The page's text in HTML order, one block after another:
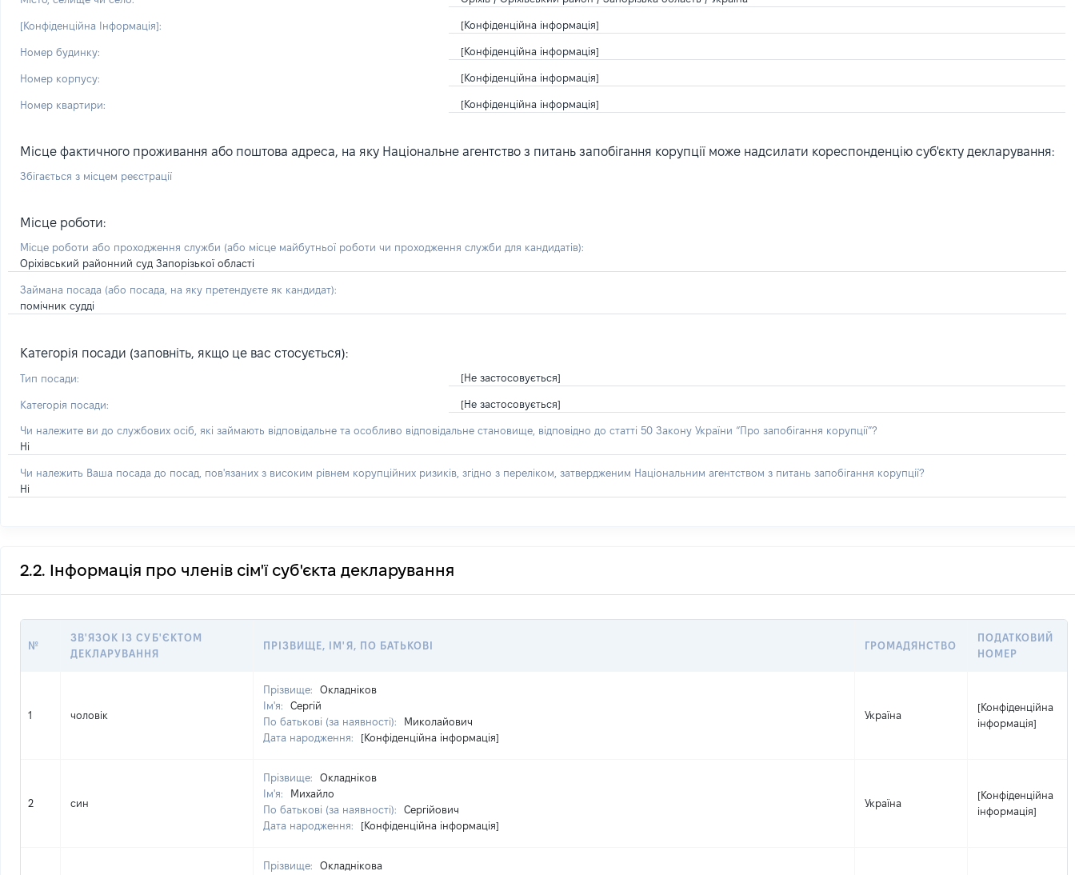
[Конфіденційна Інформація]: [Конфіденційна інформація]
Номер будинку: [Конфіденційна інформація]
Номер корпусу: [Конфіденційна інформація]
Номер квартири: [Конфіденційна інформація]
Місце фактичного проживання або поштова адреса, на яку Національне агентство з питань запобігання корупції може надсилати кореспонденцію суб'єкту декларування:
Збігається з місцем реєстрації
Місце роботи:
Місце роботи або проходження служби (або місце майбутньої роботи чи проходження служби для кандидатів):
Оріхівський районний суд Запорізької області
Займана посада (або посада, на яку претендуєте як кандидат):
помічник судді
Категорія посади (заповніть, якщо це вас стосується):
Тип посади: [Не застосовується]
Категорія посади: [Не застосовується]
Чи належите ви до службових осіб, які займають відповідальне та особливо відповідальне становище, відповідно до статті 50 Закону України “Про запобігання корупції”?
Ні
Чи належить Ваша посада до посад, пов'язаних з високим рівнем корупційних ризиків, згідно з переліком, затвердженим Національним агентством з питань запобігання корупції?
Ні
2.2. Інформація про членів сім'ї суб'єкта декларування
№
ЗВ'ЯЗОК ІЗ СУБ'ЄКТОМ
ДЕКЛАРУВАННЯ
ПРІЗВИЩЕ, ІМ'Я, ПО БАТЬКОВІ ГРОМАДЯНСТВО
ПОДАТКОВИЙ
НОМЕР
1 чоловік
Прізвище:
Окладніков
Ім'я:
Сергій
По батькові (за наявності):
Миколайович
Дата народження:
[Конфіденційна інформація]
Україна
[Конфіденційна
інформація]
2 син
Прізвище:
Окладніков
Ім'я:
Михайло
По батькові (за наявності):
Сергійович
Дата народження:
[Конфіденційна інформація]
Україна
[Конфіденційна
інформація]
Прізвище:
Окладнікова